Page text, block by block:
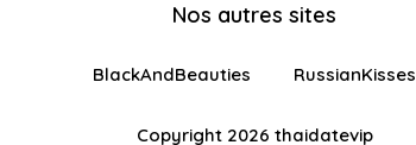
Nos autres sites
BlackAndBeauties RussianKisses
Copyright 2026 thaidatevip